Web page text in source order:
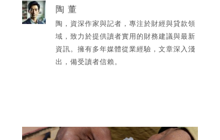
陶 董
陶，資深作家與記者，專注於財經與貸款領
域，致力於提供讀者實用的財務建議與最新
資訊。擁有多年媒體從業經驗，文章深入淺
出，備受讀者信賴。